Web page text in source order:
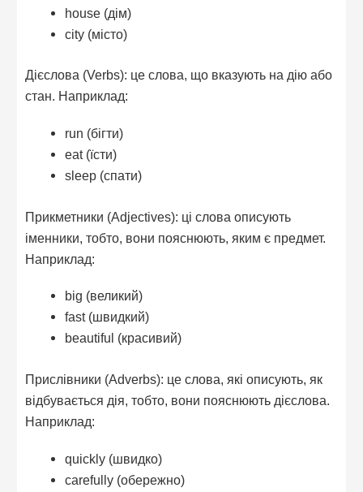
house (дім)
city (місто)
Дієслова (Verbs): це слова, що вказують на дію або
стан. Наприклад:
run (бігти)
eat (їсти)
sleep (спати)
Прикметники (Adjectives): ці слова описують
іменники, тобто, вони пояснюють, яким є предмет.
Наприклад:
big (великий)
fast (швидкий)
beautiful (красивий)
Прислівники (Adverbs): це слова, які описують, як
відбувається дія, тобто, вони пояснюють дієслова.
Наприклад:
quickly (швидко)
carefully (обережно)